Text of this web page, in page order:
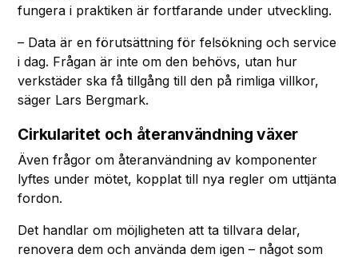
fungera i praktiken är fortfarande under utveckling.
– Data är en förutsättning för felsökning och service
i dag. Frågan är inte om den behövs, utan hur
verkstäder ska få tillgång till den på rimliga villkor,
säger Lars Bergmark.
Cirkularitet och återanvändning växer
Även frågor om återanvändning av komponenter
lyftes under mötet, kopplat till nya regler om uttjänta
fordon.
Det handlar om möjligheten att ta tillvara delar,
renovera dem och använda dem igen – något som